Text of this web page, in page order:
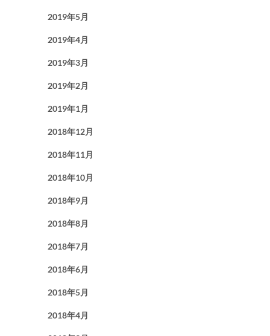
2019年5月
2019年4月
2019年3月
2019年2月
2019年1月
2018年12月
2018年11月
2018年10月
2018年9月
2018年8月
2018年7月
2018年6月
2018年5月
2018年4月